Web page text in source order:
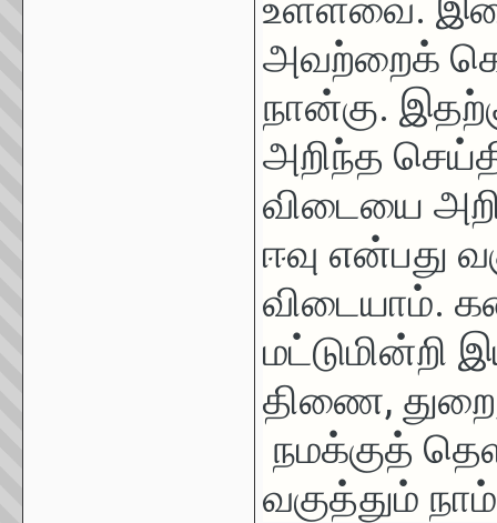
அவற்றைக்
நான்கு.
அறிந்த
விடையை
ஈவு என்பது
விடையாம்.
திணை,
நமக்குத்
வகுத்தும்